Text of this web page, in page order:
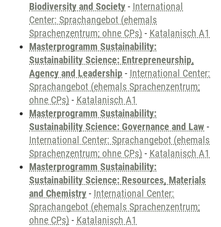
Biodiversity and Society - International
Center: Sprachangebot (ehemals
Sprachenzentrum; ohne CPs) - Katalanisch A1
Masterprogramm Sustainability:
Sustainability Science: Entrepreneurship,
Agency and Leadership - International Center:
Sprachangebot (ehemals Sprachenzentrum;
ohne CPs) - Katalanisch A1
Masterprogramm Sustainability:
Sustainability Science: Governance and Law -
International Center: Sprachangebot (ehemals
Sprachenzentrum; ohne CPs) - Katalanisch A1
Masterprogramm Sustainability:
Sustainability Science: Resources, Materials
and Chemistry - International Center:
Sprachangebot (ehemals Sprachenzentrum;
ohne CPs) - Katalanisch A1